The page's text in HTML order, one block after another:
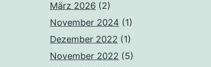
März 2026 (2)
November 2024 (1)
Dezember 2022 (1)
November 2022 (5)